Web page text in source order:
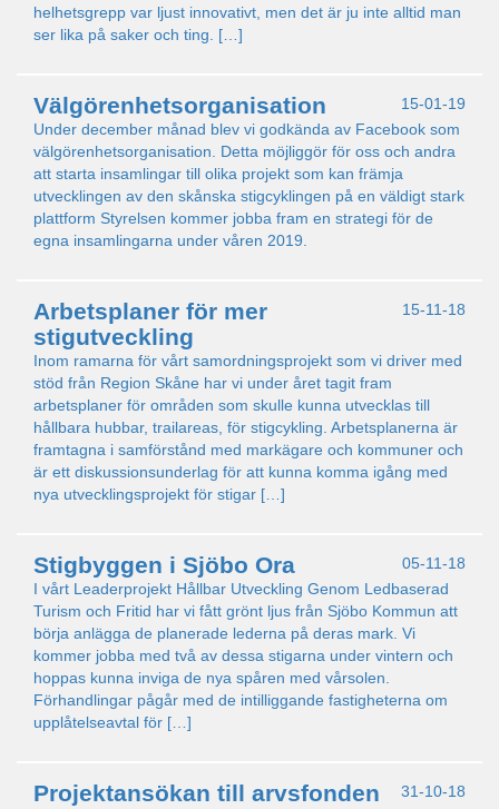
helhetsgrepp var ljust innovativt, men det är ju inte alltid man
ser lika på saker och ting. […]
15-01-19
Välgörenhetsorganisation
Under december månad blev vi godkända av Facebook som
välgörenhetsorganisation. Detta möjliggör för oss och andra
att starta insamlingar till olika projekt som kan främja
utvecklingen av den skånska stigcyklingen på en väldigt stark
plattform Styrelsen kommer jobba fram en strategi för de
egna insamlingarna under våren 2019.
15-11-18
Arbetsplaner för mer
stigutveckling
Inom ramarna för vårt samordningsprojekt som vi driver med
stöd från Region Skåne har vi under året tagit fram
arbetsplaner för områden som skulle kunna utvecklas till
hållbara hubbar, trailareas, för stigcykling. Arbetsplanerna är
framtagna i samförstånd med markägare och kommuner och
är ett diskussionsunderlag för att kunna komma igång med
nya utvecklingsprojekt för stigar […]
05-11-18
Stigbyggen i Sjöbo Ora
I vårt Leaderprojekt Hållbar Utveckling Genom Ledbaserad
Turism och Fritid har vi fått grönt ljus från Sjöbo Kommun att
börja anlägga de planerade lederna på deras mark. Vi
kommer jobba med två av dessa stigarna under vintern och
hoppas kunna inviga de nya spåren med vårsolen.
Förhandlingar pågår med de intilliggande fastigheterna om
upplåtelseavtal för […]
31-10-18
Projektansökan till arvsfonden